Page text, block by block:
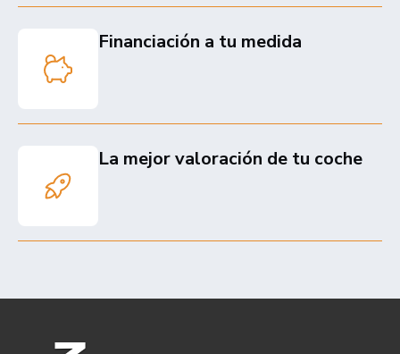
Financiación a tu medida
La mejor valoración de tu coche